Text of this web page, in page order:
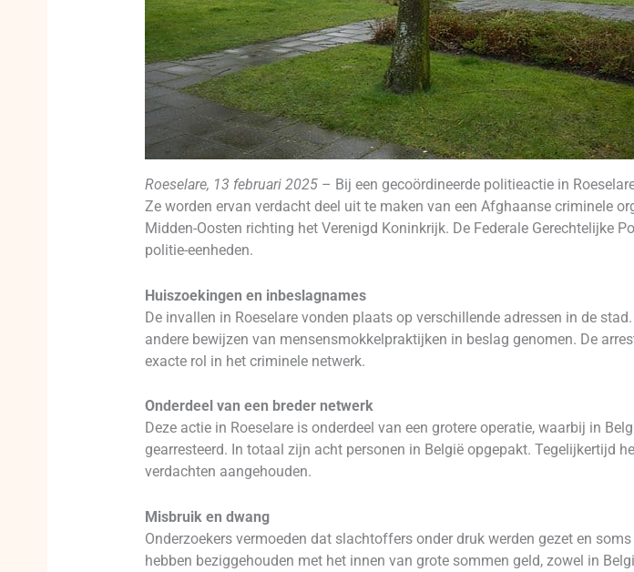
Roeselare, 13 februari 2025– Bij een gecoördineerde politieactie in
Ze worden ervan verdacht deel uit te maken van een Afghaanse criminele
Midden-Oosten richting het Verenigd Koninkrijk. De Federale Gerechtelijke
politie-eenheden.
Huiszoekingen en inbeslagnames
De invallen in Roeselare vonden plaats op verschillende adressen in de
andere bewijzen van mensensmokkelpraktijken in beslag genomen. De
exacte rol in het criminele netwerk.
Onderdeel van een breder netwerk
Deze actie in Roeselare is onderdeel van een grotere operatie, waarbij in
gearresteerd. In totaal zijn acht personen in België opgepakt. Tegelijkertijd
verdachten aangehouden.
Misbruik en dwang
Onderzoekers vermoeden dat slachtoffers onder druk werden gezet en
hebben beziggehouden met het innen van grote sommen geld, zowel in